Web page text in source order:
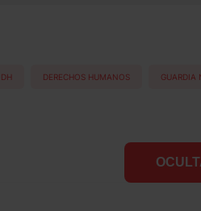
DERECHOS HUMANOS GUARDIA